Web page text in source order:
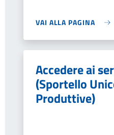
VAI ALLA PAGINA
Accedere ai
(Sportello
Produttive)